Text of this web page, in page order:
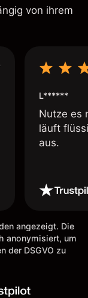
von ihrem
L******
Nutze es
läuft
aus.
angezeigt. Die
anonymisiert, um
der DSGVO zu